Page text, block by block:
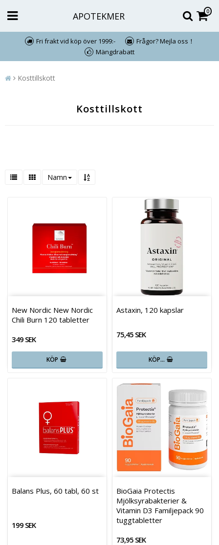
APOTEKMER 0
Fri frakt vid köp över 1999:-
Frågor? Mejla oss！
Mängdrabatt
Kosttillskott
Kosttillskott
Namn
New Nordic New Nordic
Chili Burn 120 tabletter
349 SEK
KÖP
Astaxin, 120 kapslar
75,45 SEK
KÖP…
Balans Plus, 60 tabl, 60 st
199 SEK
BioGaia Protectis
Mjölksyrabakterier &
Vitamin D3 Familjepack 90
tuggtabletter
73,95 SEK